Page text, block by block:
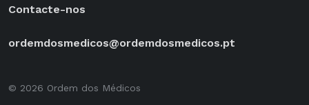
Contacte-nos
ordemdosmedicos@ordemdosmedicos.pt
© 2026 Ordem dos Médicos